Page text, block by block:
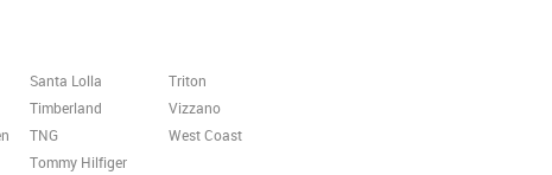
Santa Lolla
Timberland
TNG
Tommy Hilfiger
Triton
Vizzano
West Coast